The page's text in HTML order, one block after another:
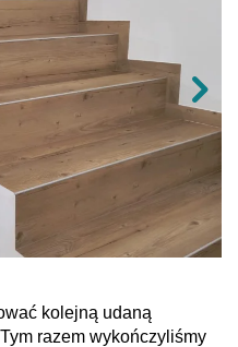
kolejną udaną
razem wykończyliśmy